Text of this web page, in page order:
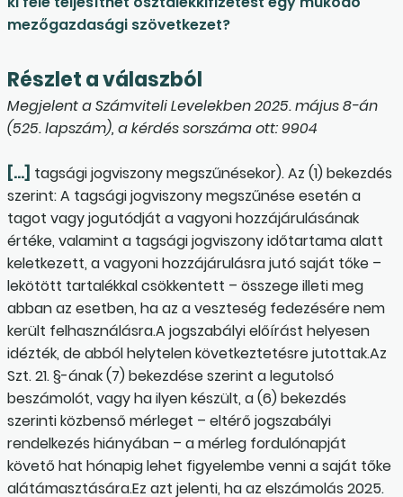
mezőgazdasági szövetkezet?
Részlet a válaszból
Megjelent a Számviteli Levelekben 2025. május 8-án
(525. lapszám), a kérdés sorszáma ott: 9904
[…] tagsági jogviszony megszűnésekor). Az (1) bekezdés
szerint: A tagsági jogviszony megszűnése esetén a
tagot vagy jogutódját a vagyoni hozzájárulásának
értéke, valamint a tagsági jogviszony időtartama alatt
keletkezett, a vagyoni hozzájárulásra jutó saját tőke –
lekötött tartalékkal csökkentett – összege illeti meg
abban az esetben, ha az a veszteség fedezésére nem
került felhasználásra.A jogszabályi előírást helyesen
idézték, de abból helytelen következtetésre jutottak.Az
Szt. 21. §-ának (7) bekezdése szerint a legutolsó
beszámolót, vagy ha ilyen készült, a (6) bekezdés
szerinti közbenső mérleget – eltérő jogszabályi
rendelkezés hiányában – a mérleg fordulónapját
követő hat hónapig lehet figyelembe venni a saját tőke
alátámasztására.Ez azt jelenti, ha az elszámolás 2025.